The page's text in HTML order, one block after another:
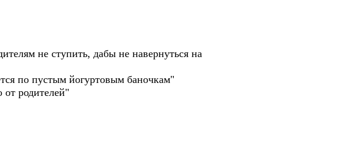
не ступить, дабы не навернуться на
по пустым йогуртовым баночкам"
от родителей"